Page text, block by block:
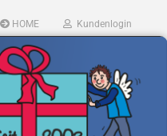
HOME Kundenlogin